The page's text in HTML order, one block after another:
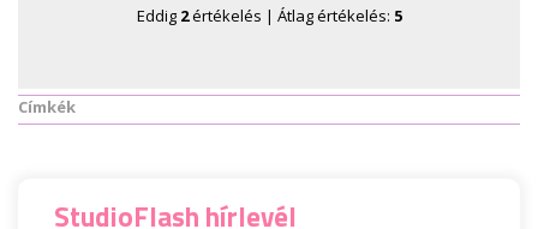
Eddig 2értékelés | Átlag értékelés: 5
Címkék
StudioFlash hírlevél